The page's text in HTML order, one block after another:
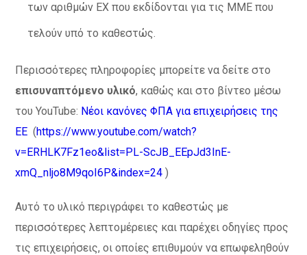
των αριθμών EX που εκδίδονται για τις ΜΜΕ που
τελούν υπό το καθεστώς.
Περισσότερες πληροφορίες μπορείτε να δείτε στο
επισυναπτόμενο υλικό, καθώς και στο βίντεο μέσω
του YouTube: Νέοι κανόνες ΦΠΑ για επιχειρήσεις της
ΕΕ (https://www.youtube.com/watch?
v=ERHLK7Fz1eo&list=PL-ScJB_EEpJd3InE-
xmQ_nljo8M9qoI6P&index=24 )
Αυτό το υλικό περιγράφει το καθεστώς με
περισσότερες λεπτομέρειες και παρέχει οδηγίες προς
τις επιχειρήσεις, οι οποίες επιθυμούν να επωφεληθούν